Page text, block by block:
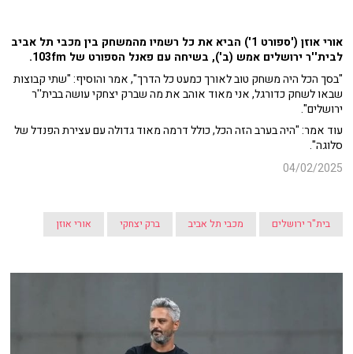
אורי אוזן ('ספורט 1') הביא את כל רשמיו מהמשחק בין מכבי תל אביב
לבית''ר ירושלים אמש (ב'), בשיחה עם פאנל הספורט של 103fm.
"בסך הכל היה משחק טוב לאורך כמעט כל הדרך", אמר והוסיף: "שתי קבוצות
שבאו לשחק כדורגל, אני מאוד אוהב את מה שברק יצחקי עושה בבית''ר
ירושלים".
עוד אמר: "היה בערב הזה הכל, כולל דרמה מאוד גדולה עם עצירת הפנדל של
סלוגה".
04/02/2025
בית"ר ירושלים מכבי תל אביב ברק יצחקי אורי אוזן